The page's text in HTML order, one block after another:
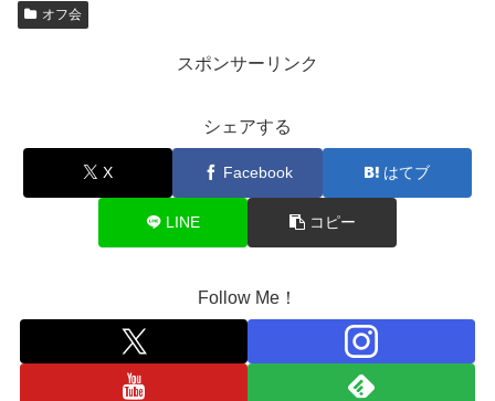
オフ会
スポンサーリンク
シェアする
X Facebook はてブ
LINE コピー
Follow Me！